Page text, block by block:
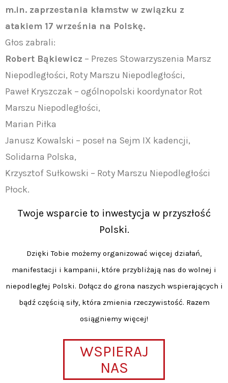
m.in. zaprzestania kłamstw w związku z
atakiem 17 września na Polskę.
Głos zabrali:
Robert Bąkiewicz – Prezes Stowarzyszenia Marsz
Niepodległości, Roty Marszu Niepodległości,
Paweł Kryszczak – ogólnopolski koordynator Rot
Marszu Niepodległości,
Marian Piłka
Janusz Kowalski – poseł na Sejm IX kadencji,
Solidarna Polska,
Krzysztof Sułkowski – Roty Marszu Niepodległości
Płock.
Twoje wsparcie to inwestycja w przyszłość
Polski.
Dzięki Tobie możemy organizować więcej działań,
manifestacji i kampanii, które przybliżają nas do wolnej i
niepodległej Polski. Dołącz do grona naszych wspierających i
bądź częścią siły, która zmienia rzeczywistość. Razem
osiągniemy więcej!
WSPIERAJ
NAS